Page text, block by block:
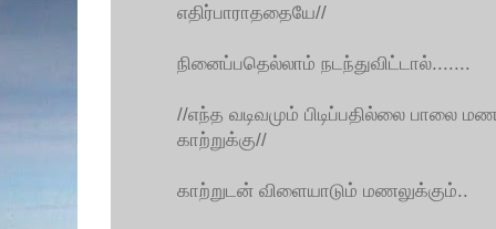
எதிர்பாராததையே//
நினைப்பதெல்லாம் நடந்துவிட்டால்.......
//எந்த வடிவமும் பிடிப்பதில்லை பாலை
காற்றுக்கு//
காற்றுடன் விளையாடும் மணலுக்கும்..